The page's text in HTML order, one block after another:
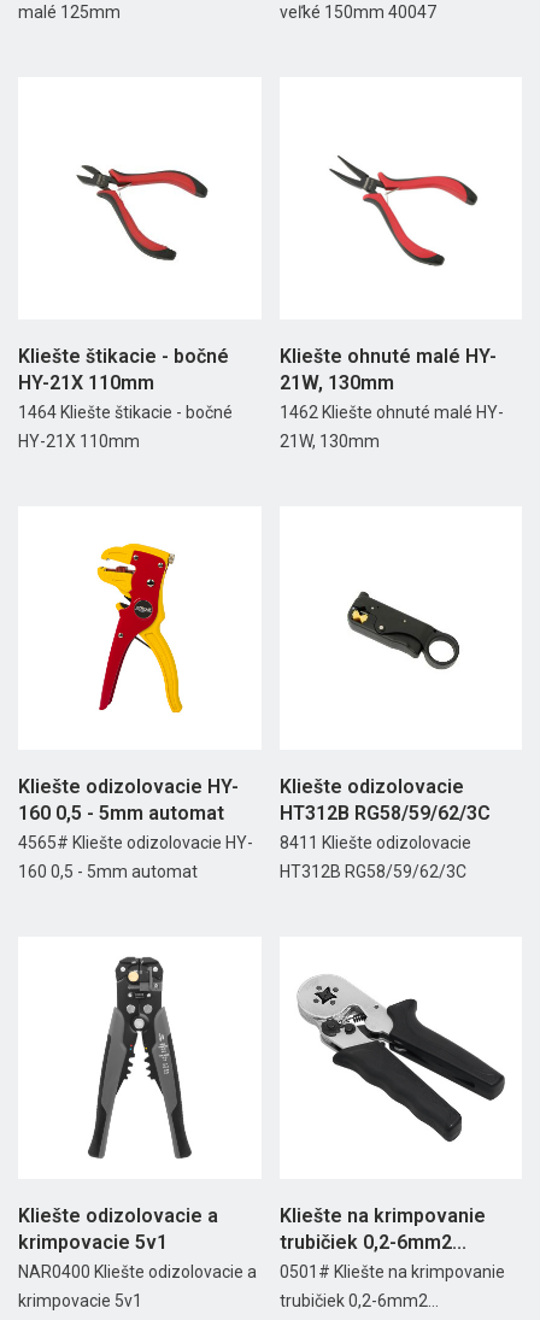
malé 125mm
veľké 150mm 40047
Kliešte štikacie - bočné
HY-21X 110mm
1464 Kliešte štikacie - bočné
HY-21X 110mm
Kliešte ohnuté malé HY-
21W, 130mm
1462 Kliešte ohnuté malé HY-
21W, 130mm
Kliešte odizolovacie HY-
160 0,5 - 5mm automat
4565# Kliešte odizolovacie HY-
160 0,5 - 5mm automat
Kliešte odizolovacie
HT312B RG58/59/62/3C
8411 Kliešte odizolovacie
HT312B RG58/59/62/3C
Kliešte odizolovacie a
krimpovacie 5v1
NAR0400 Kliešte odizolovacie a
krimpovacie 5v1
Kliešte na krimpovanie
trubičiek 0,2-6mm2...
0501# Kliešte na krimpovanie
trubičiek 0,2-6mm2...